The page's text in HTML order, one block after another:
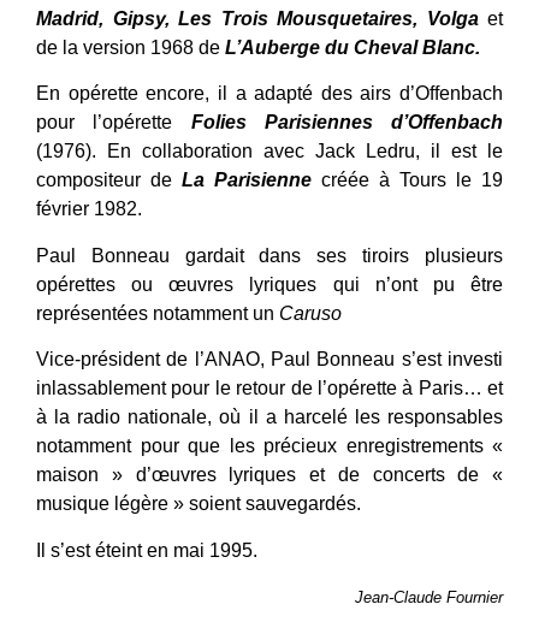
Madrid, Gipsy, Les Trois Mousquetaires, Volgaet
de la version 1968 de L’Auberge du Cheval Blanc.
En opérette encore, il a adapté des airs d’Offenbach
pour l’opérette Folies Parisiennes d’Offenbach
(1976). En collaboration avec Jack Ledru, il est le
compositeur de La Parisienne créée à Tours le 19
février 1982.
Paul Bonneau gardait dans ses tiroirs plusieurs
opérettes ou œuvres lyriques qui n’ont pu être
représentées notamment un Caruso
Vice-président de l’ANAO, Paul Bonneau s’est investi
inlassablement pour le retour de l’opérette à Paris… et
à la radio nationale, où il a harcelé les responsables
notamment pour que les précieux enregistrements «
maison » d’œuvres lyriques et de concerts de «
musique légère » soient sauvegardés.
Il s’est éteint en mai 1995.
Jean-Claude Fournier